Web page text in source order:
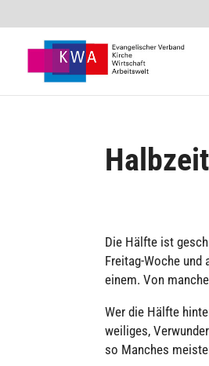
Die Hälfte ist
Freitag-Woche
einem. Von
Wer die Hälfte
wei­li­ges,
so Manches